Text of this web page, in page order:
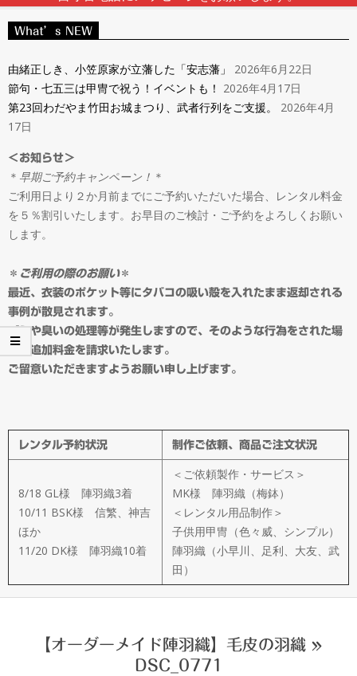
ン
タ
ル
＆
オ
ー
ダ
ー
メ
イ
ド
製
作
武
楽
Navigation
What’s NEW
由緒正しき、小笠原家が立藩した「安志藩」
2026年6月22日
節句・七五三は甲冑で祝う！イベントも！ 2026年4月17日
第23回わだやま竹田お城まつり、武者行列をご支援。
2026年4月
17日
＜お知らせ＞
＊ 早期ご予約キャンペーン！ ＊
ご利用日より２か月前までにご予約いただいた場合、レンタル料金
を５％割引いたします。お早目のご検討・ご予約をよろしくお願い
します。
＊ ご利用の際のお願い＊
最近、衣装のポケット等にタバコの吸い殻を入れたまま返却される
事例が散見されます。
ゴミや臭いの処理等が発生しますので、そのような行為をされた場
合は追加料金を請求いたします。
ご留意いただきますようお願い申し上げます。
レンタル予約状況 制作ご依頼、商品ご注文状況
8/18 GL様 陣羽織3着
10/11 BSK様 信繁、神吉
ほか
11/20 DK様 陣羽織10着
＜ご依頼製作・サービス＞
MK様 陣羽織（梅鉢）
＜レンタル用品制作＞
子供用甲冑（色々威、シンプル）
陣羽織（小早川、足利、大友、武
田）
【オーダーメイド陣羽織】毛皮の羽織 »
DSC_0771